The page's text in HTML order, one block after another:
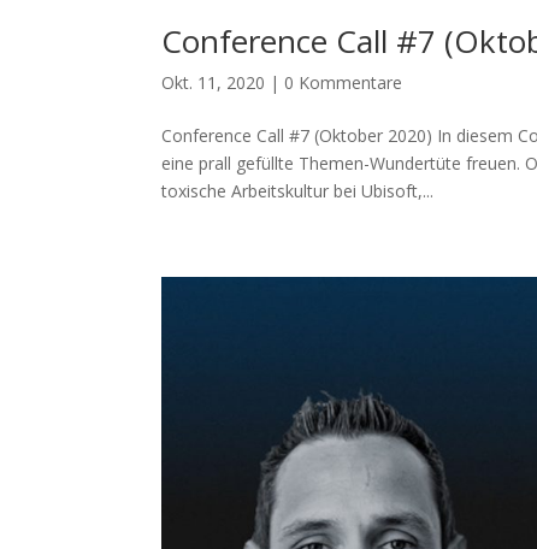
Conference Call #7
Okt. 11, 2020 | 0 Kommentare
Conference Call #7 (Oktober 2020) In diesem
eine prall gefüllte Themen-Wundertüte freuen.
toxische Arbeitskultur bei Ubisoft,...